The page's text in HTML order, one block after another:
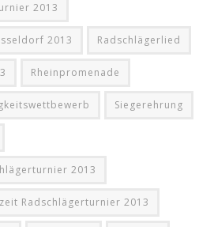
2013
2013 Radschlägerlied
Rheinpromenade
Siegerehrung
2013
Radschlägerturnier 2013